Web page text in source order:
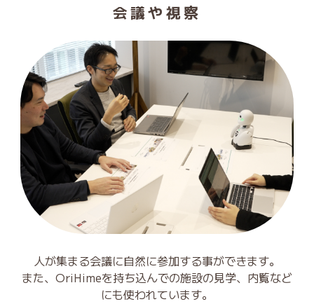
会議や視察
人が集まる会議に自然に参加する事ができます。
また、OriHimeを持ち込んでの施設の見学、内覧など
にも使われています。